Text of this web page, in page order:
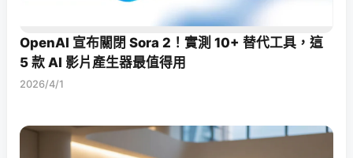
OpenAI 宣布關閉 Sora 2！實測 10+ 替代工具，這
5 款 AI 影片產生器最值得用
2026/4/1